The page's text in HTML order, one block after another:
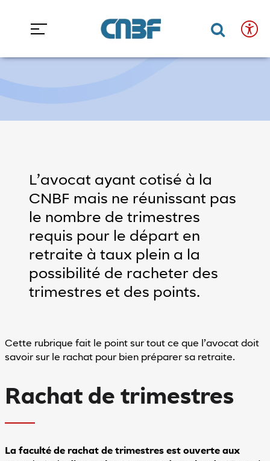
Confort
lecture
la taille du texte
Augmenter la taille du texte
clair/sombre
clairMode sombre
les
lignes
En
Rachat de trimestre
L’avocat ayant cotisé à la
CNBF mais ne réunissant pas
le nombre de trimestres
requis pour le départ en
retraite à taux plein a la
possibilité de racheter des
trimestres et des points.
Cette rubrique fait le point sur tout ce que l’avocat doit
savoir sur le rachat pour bien préparer sa retraite.
Rachat de trimestres
La faculté de rachat de trimestres est ouverte aux